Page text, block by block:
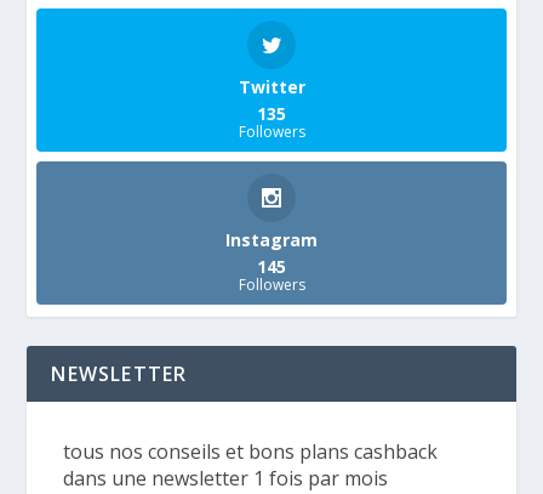
Twitter
135
Followers
Instagram
145
Followers
NEWSLETTER
tous nos conseils et bons plans cashback
dans une newsletter 1 fois par mois